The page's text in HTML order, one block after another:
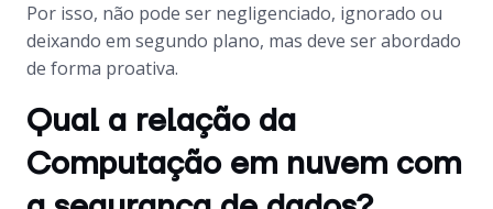
Por isso, não pode ser negligenciado, ignorado ou
deixando em segundo plano, mas deve ser abordado
de forma proativa.
Qual a relação da
Computação em nuvem com